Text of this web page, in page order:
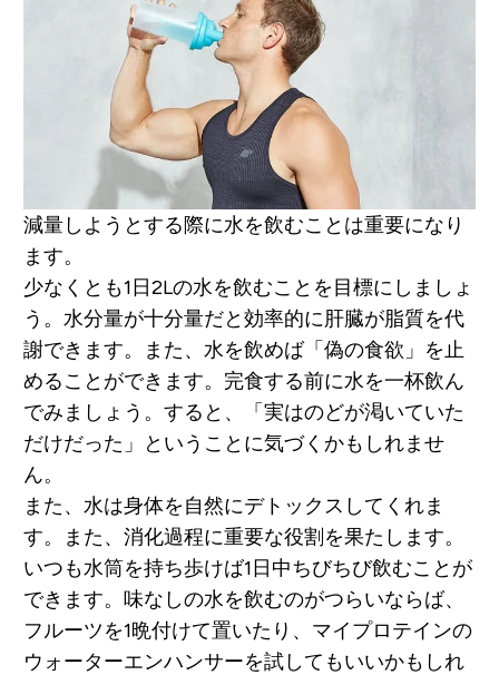
減量しようとする際に水を飲むことは重要になり
ます。
少なくとも1日2Lの水を飲むことを目標にしましょ
う。水分量が十分量だと効率的に肝臓が脂質を代
謝できます。また、水を飲めば「偽の食欲」を止
めることができます。完食する前に水を一杯飲ん
でみましょう。すると、「実はのどが渇いていた
だけだった」ということに気づくかもしれませ
ん。
また、水は身体を自然にデトックスしてくれま
す。また、消化過程に重要な役割を果たします。
いつも水筒を持ち歩けば1日中ちびちび飲むことが
できます。味なしの水を飲むのがつらいならば、
フルーツを1晩付けて置いたり、マイプロテインの
ウォーターエンハンサーを試してもいいかもしれ